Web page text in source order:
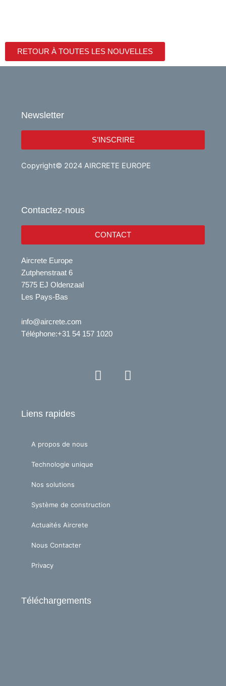
RETOUR À TOUTES LES NOUVELLES
Newsletter
S’INSCRIRE
Copyright© 2024 AIRCRETE EUROPE
Contactez-nous
CONTACT
Aircrete Europe
Zutphenstraat 6
7575 EJ Oldenzaal
Les Pays-Bas
info@aircrete.com
Téléphone:+31 54 157 1020
Y
o
L
i
Liens rapides
A propos de nous
Technologie unique
Nos solutions
Système de construction
Actuaités Aircrete
Nous Contacter
Privacy
Téléchargements